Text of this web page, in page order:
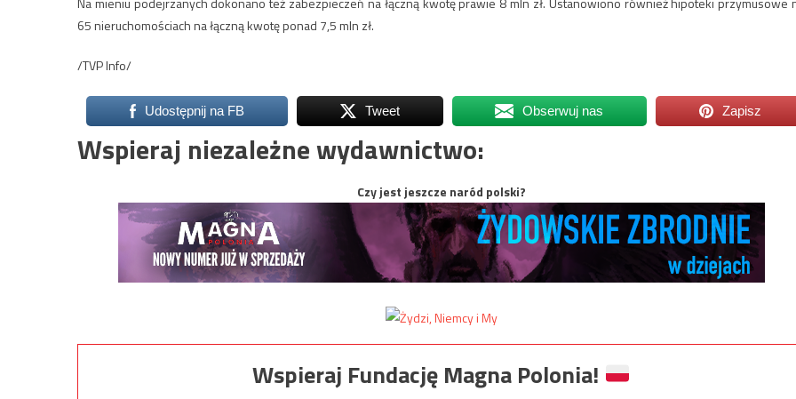
65 nieruchomościach na łączną kwotę ponad 7,5 mln zł.
/TVP Info/
Udostępnij na FB Tweet Obserwuj nas Zapisz
Wspieraj niezależne wydawnictwo:
Czy jest jeszcze naród polski?
Wspieraj Fundację Magna Polonia!